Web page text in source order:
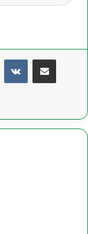
VKontaktePartager par email